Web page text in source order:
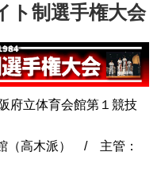
制選手権大会
立体育会館第１競技
（高木派） / 主管：